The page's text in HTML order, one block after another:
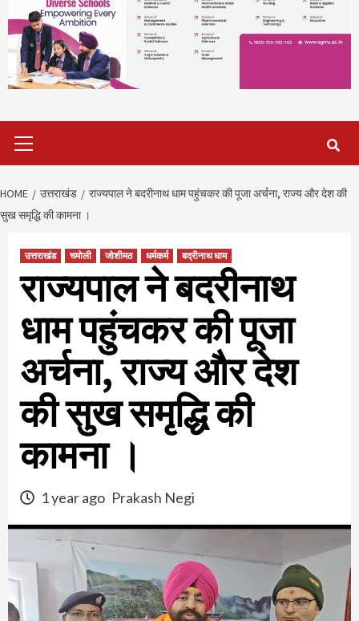
Menu
HOME उत्तराखंड
राज्यपाल ने बदरीनाथ धाम पहुंचकर की पूजा अर्चना, राज्य और देश की
सुख समृद्धि की कामना ।
उत्तराखंड चमोली जोशीमठ धर्मकर्म बद्रीनाथ धाम
राज्यपाल ने बदरीनाथ
धाम पहुंचकर की पूजा
अर्चना, राज्य और देश
की सुख समृद्धि की
कामना ।
1 year ago Prakash Negi